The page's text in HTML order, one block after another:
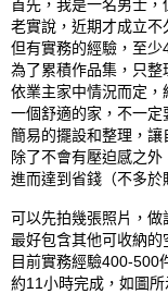
首先，我是一名男士，
老實說，近期才成立不
但有實務的經驗，至少
為了累積作品集，只整
依業主家中情況而定，
一個舒適的家，不一定
簡易的擺設和整理，讓
除了不會有壓迫感之外
進而達到省錢（不多於
可以先拍幾張照片，做
最好包含其他可收納的
目前實務經驗400-500
約11小時完成，如圖所